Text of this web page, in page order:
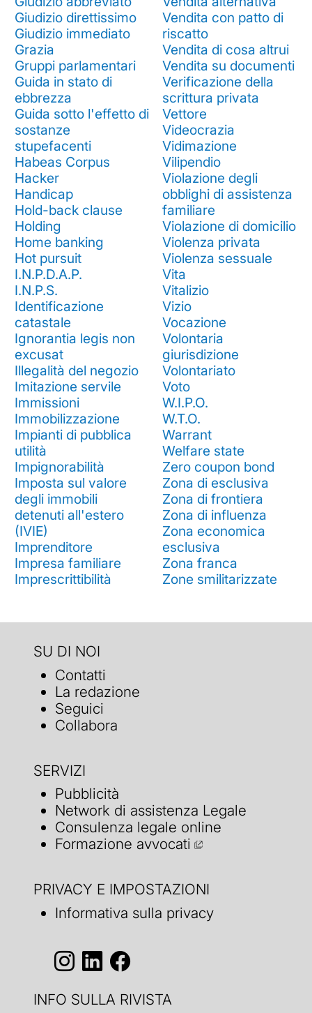
Giudizio direttissimo
Giudizio immediato
Grazia
Gruppi parlamentari
Guida in stato di
ebbrezza
Guida sotto l'effetto di
sostanze
stupefacenti
Habeas Corpus
Hacker
Handicap
Hold-back clause
Holding
Home banking
Hot pursuit
I.N.P.D.A.P.
I.N.P.S.
Identificazione
catastale
Ignorantia legis non
excusat
Illegalità del negozio
Imitazione servile
Immissioni
Immobilizzazione
Impianti di pubblica
utilità
Impignorabilità
Imposta sul valore
degli immobili
detenuti all'estero
(IVIE)
Imprenditore
Impresa familiare
Imprescrittibilità
Vendita con patto di
riscatto
Vendita di cosa altrui
Vendita su documenti
Verificazione della
scrittura privata
Vettore
Videocrazia
Vidimazione
Vilipendio
Violazione degli
obblighi di assistenza
familiare
Violazione di domicilio
Violenza privata
Violenza sessuale
Vita
Vitalizio
Vizio
Vocazione
Volontaria
giurisdizione
Volontariato
Voto
W.I.P.O.
W.T.O.
Warrant
Welfare state
Zero coupon bond
Zona di esclusiva
Zona di frontiera
Zona di influenza
Zona economica
esclusiva
Zona franca
Zone smilitarizzate
SU DI NOI
Contatti
La redazione
Seguici
Collabora
SERVIZI
Pubblicità
Network di assistenza Legale
Consulenza legale online
Formazione avvocati
PRIVACY E IMPOSTAZIONI
Informativa sulla privacy
INFO SULLA RIVISTA